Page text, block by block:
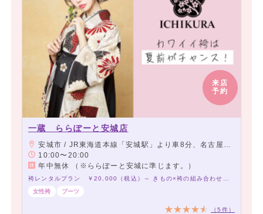
来店
予約
一蔵 ららぽーと安城店
安城市 / JR東海道本線「安城駅」より車8分、名古屋鉄道西尾線「北安城駅」より車7分
10:00〜20:00
年中無休 （※ららぽーと安城に準じます。）
女性袴
ブーツ
（5件）